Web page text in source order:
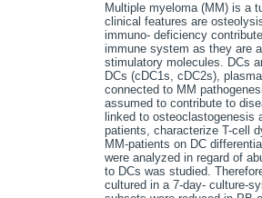
Multiple myeloma (MM) is a
clinical features are
immuno- deficiency
immune system as they are
stimulatory molecules. DCs
DCs (cDC1s, cDC2s),
connected to MM
assumed to contribute to
linked to
patients, characterize T-cell
MM-patients on DC
were analyzed in regard of
to DCs was studied.
cultured in a 7-day- culture-